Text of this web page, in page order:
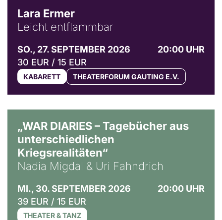
Lara Ermer
Leicht entflammbar
SO., 27. SEPTEMBER 2026
20:00 UHR
30 EUR / 15 EUR
KABARETT THEATERFORUM GAUTING E.V.
„WAR DIARIES – Tagebücher aus
unterschiedlichen
Kriegsrealitäten“
Nadia Migdal & Uri Fahndrich
MI., 30. SEPTEMBER 2026
20:00 UHR
39 EUR / 15 EUR
THEATER & TANZ